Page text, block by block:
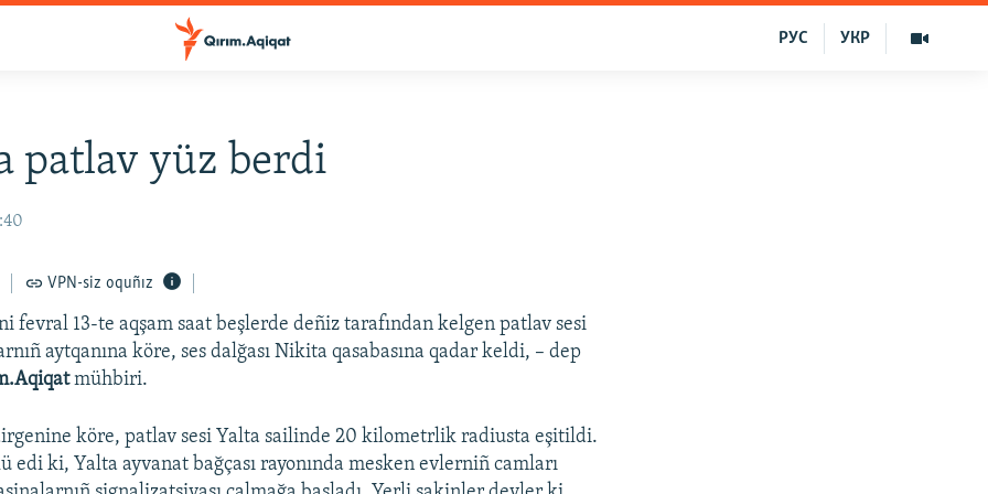
УКР
РУС
patlav yüz berdi
VPN-siz oquñız
fevral 13-te aqşam saat beşlerde deñiz tarafından kelgen patlav sesi
aytqanına köre, ses dalğası Nikita qasabasına qadar keldi, – dep
mühbiri.
köre, patlav sesi Yalta sailinde 20 kilometrlik radiusta eşitildi.
edi ki, Yalta ayvanat bağçası rayonında mesken evlerniñ camları